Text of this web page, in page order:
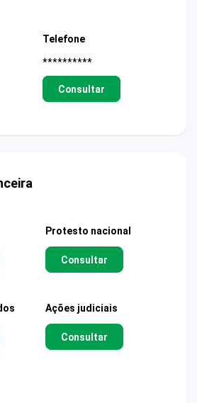
Telefone
**********
Consultar
Protesto nacional
Consultar
Ações judiciais
Consultar